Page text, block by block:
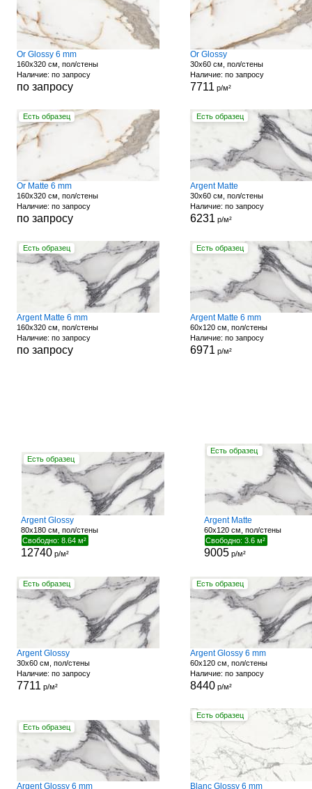
Or Glossy 6 mm
160x320 см, пол/стены
Наличие: по запросу
по запросу
Or Glossy
30x60 см, пол/стены
Наличие: по запросу
7711 р/м²
Есть образец
Or Matte 6 mm
160x320 см, пол/стены
Наличие: по запросу
по запросу
Есть образец
Argent Matte
30x60 см, пол/стены
Наличие: по запросу
6231 р/м²
Есть образец
Argent Matte 6 mm
160x320 см, пол/стены
Наличие: по запросу
по запросу
Есть образец
Argent Matte 6 mm
60x120 см, пол/стены
Наличие: по запросу
6971 р/м²
Есть образец
Argent Glossy
80x180 см, пол/стены
Свободно: 8.64 м²
12740 р/м²
Есть образец
Argent Matte
60x120 см, пол/стены
Свободно: 3.6 м²
9005 р/м²
Есть образец
Argent Glossy
30x60 см, пол/стены
Наличие: по запросу
7711 р/м²
Есть образец
Argent Glossy 6 mm
60x120 см, пол/стены
Наличие: по запросу
8440р/м²
Есть образец
Argent Glossy 6 mm
Есть образец
Blanc Glossy 6 mm